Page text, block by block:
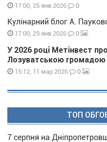
17:00, 25 янв 2026 0
Кулінарний блог А.
17:00, 29 янв 2026 0
У 2026 році Метінвест
Лозуватською громадою
15:12, 11 мар 2026 0
ТОП
7 серпня на